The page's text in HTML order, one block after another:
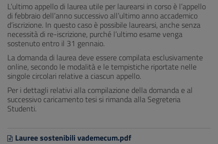
L’ultimo appello di laurea utile per laurearsi in corso è l’appello
di febbraio dell’anno successivo all’ultimo anno accademico
d’iscrizione. In questo caso è possibile laurearsi, anche senza
necessità di re-iscrizione, purché l’ultimo esame venga
sostenuto entro il 31 gennaio.
La domanda di laurea deve essere compilata esclusivamente
online, secondo le modalità e le tempistiche riportate nelle
singole circolari relative a ciascun appello.
Per i dettagli relativi alla compilazione della domanda e al
successivo caricamento tesi si rimanda alla Segreteria
Studenti.
Lauree sostenibili vademecum.pdf